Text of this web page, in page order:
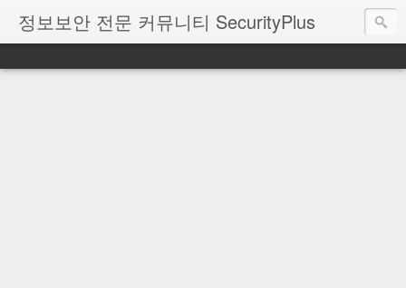
정보보안 전문 커뮤니티 SecurityPlus